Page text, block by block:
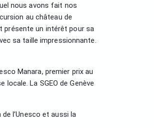
nous avons fait nos
au château de
présente un intérêt pour sa
sa taille impressionnante.
Manara, premier prix au
La SGEO de Genève
l’Unesco et aussi la